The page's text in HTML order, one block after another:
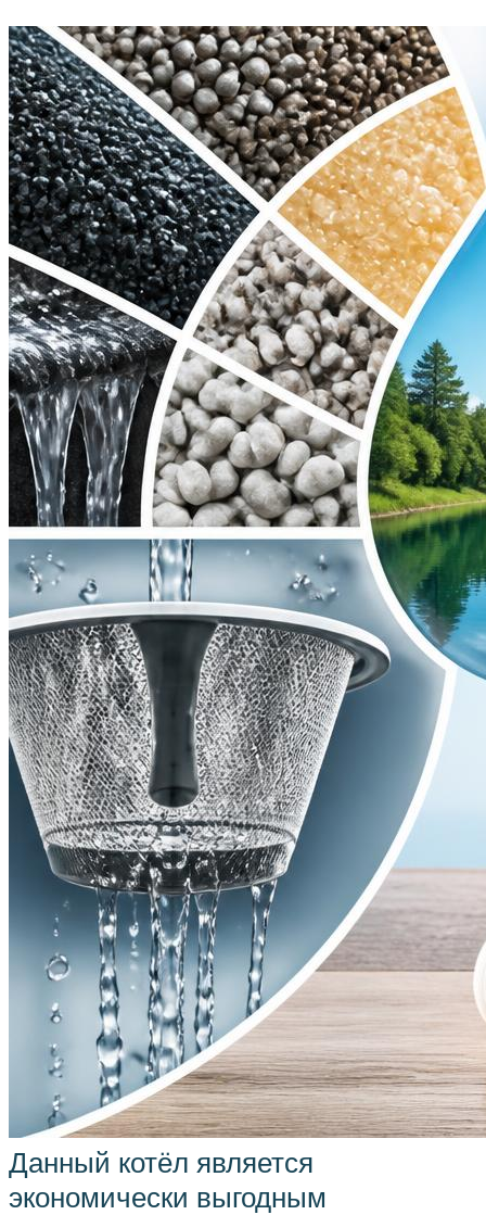
Данный котёл является
экономически выгодным